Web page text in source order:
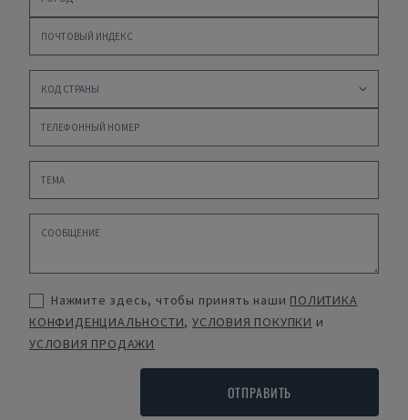
Нажмите здесь, чтобы принять наши ПОЛИТИКА
КОНФИДЕНЦИАЛЬНОСТИ,УСЛОВИЯ ПОКУПКИ и
УСЛОВИЯ ПРОДАЖИ
ОТПРАВИТЬ